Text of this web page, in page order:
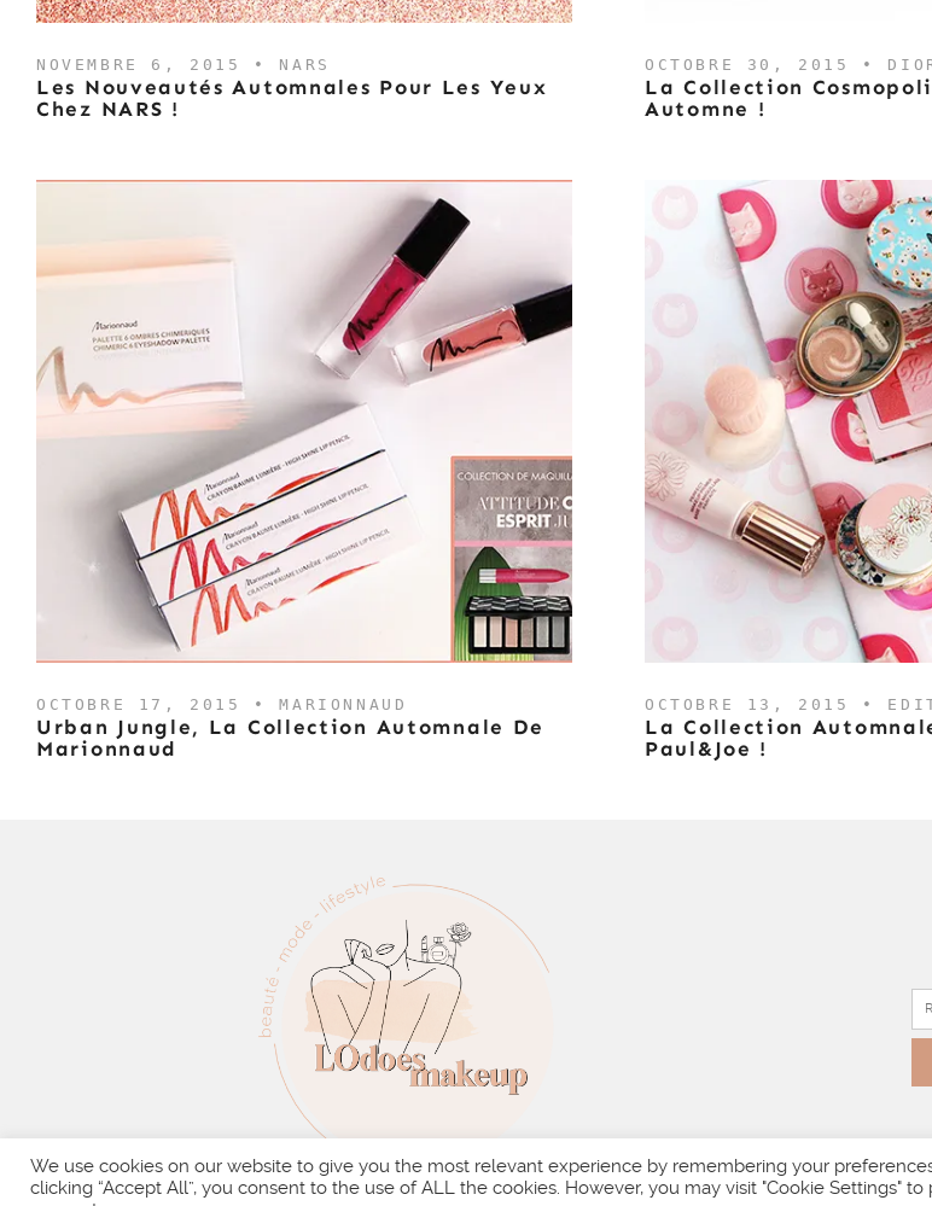
NOVEMBRE 6, 2015 • NARS
Les Nouveautés Automnales Pour Les Yeux
Chez NARS !
OCTOBRE 30, 2015 •
La Collection
Automne !
OCTOBRE 17, 2015 •MARIONNAUD
Urban Jungle, La Collection Automnale De
Marionnaud
OCTOBRE 13, 2015 •
La Collection
Paul&Joe !
We use cookies on our website to give you the most relevant experience by remembering your
clicking “Accept All”, you consent to the use of ALL the cookies. However, you may visit "Cookie Settings"